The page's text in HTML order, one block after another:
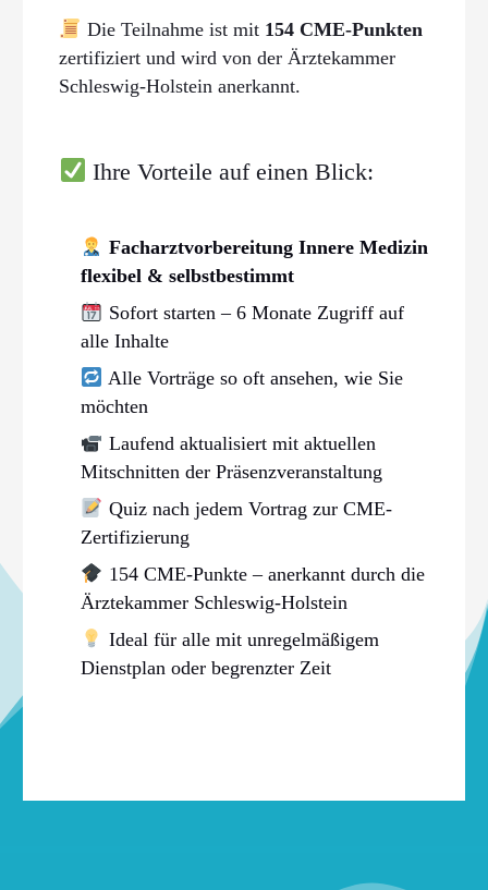
Die Teilnahme ist mit 154 CME-Punkten
zertifiziert und wird von der Ärztekammer
Schleswig-Holstein anerkannt.
Ihre Vorteile auf einen Blick:
Facharztvorbereitung Innere Medizin
flexibel & selbstbestimmt
Sofort starten – 6 Monate Zugriff auf
alle Inhalte
Alle Vorträge so oft ansehen, wie Sie
möchten
Laufend aktualisiert mit aktuellen
Mitschnitten der Präsenzveranstaltung
Quiz nach jedem Vortrag zur CME-
Zertifizierung
154 CME-Punkte – anerkannt durch die
Ärztekammer Schleswig-Holstein
Ideal für alle mit unregelmäßigem
Dienstplan oder begrenzter Zeit